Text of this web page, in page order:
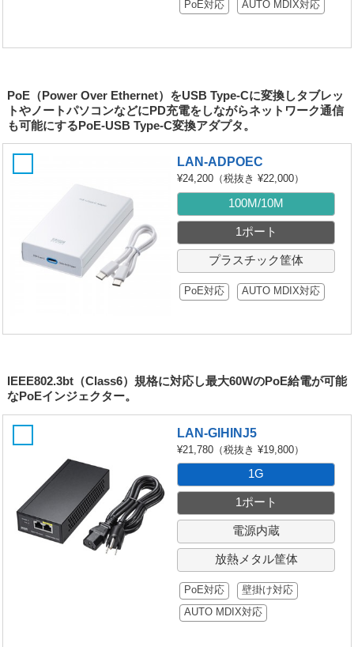
PoE対応 AUTO MDIX対応
PoE（Power Over Ethernet）をUSB Type-Cに変換しタブレッ
トやノートパソコンなどにPD充電をしながらネットワーク通信
も可能にするPoE-USB Type-C変換アダプタ。
LAN-ADPOEC
¥24,200（税抜き ¥22,000）
100M/10M
1ポート
プラスチック筐体
PoE対応 AUTO MDIX対応
IEEE802.3bt（Class6）規格に対応し最大60WのPoE給電が可能
なPoEインジェクター。
LAN-GIHINJ5
¥21,780（税抜き ¥19,800）
1G
1ポート
電源内蔵
放熱メタル筐体
PoE対応
壁掛け対応
AUTO MDIX対応